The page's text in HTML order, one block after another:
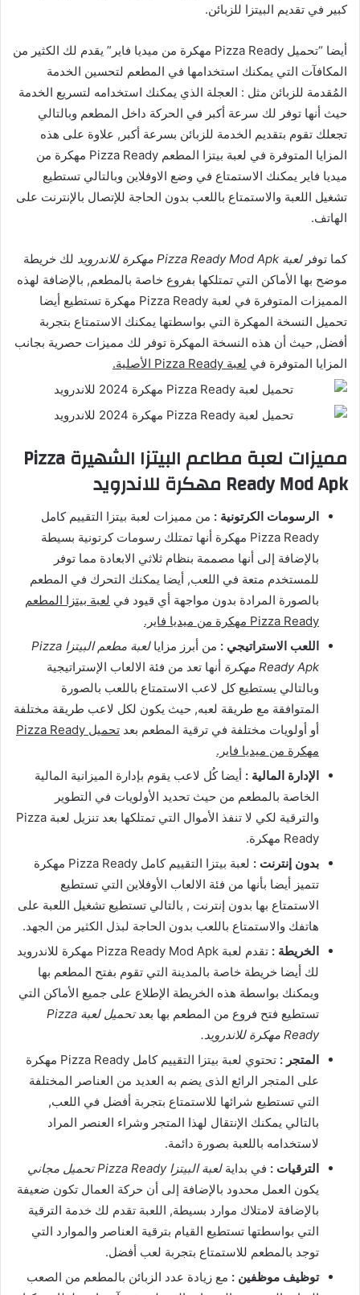
كبير في تقديم البيتزا للزبائن.
أيضا “تحميل Pizza Ready مهكرة من ميديا فاير” يقدم لك الكثير من
المكافآت التي يمكنك استخدامها في المطعم لتحسين الخدمة
المُقدمة للزبائن مثل : العجلة الذي يمكنك استخدامه لتسريع الخدمة
حيث أنها توفر لك سرعة أكبر في الحركة داخل المطعم وبالتالي
تجعلك تقوم بتقديم الخدمة للزبائن بسرعة أكبر, علاوة على هذه
المزايا المتوفرة في لعبة بيتزا المطعم Pizza Ready مهكرة من
ميديا فاير يمكنك الاستمتاع في وضع الاوفلاين وبالتالي تستطيع
تشغيل اللعبة والاستمتاع باللعب بدون الحاجة للإتصال بالإنترنت على
الهاتف.
كما توفرلعبة Pizza Ready Mod Apk مهكرة للاندرويد
لك خريطة
موضح بها الأماكن التي تمتلكها بفروع خاصة بالمطعم, بالإضافة لهذه
المميزات المتوفرة في لعبة Pizza Ready مهكرة تستطيع أيضا
تحميل النسخة المهكرة التي بواسطتها يمكنك الاستمتاع بتجربة
أفضل, حيث أن هذه النسخة المهكرة توفر لك مميزات حصرية بجانب
المزايا المتوفرة في لعبة Pizza Ready الأصلية.
مميزات لعبة مطاعم البيتزا الشهيرة Pizza
Ready Mod Apk مهكرة للاندرويد
الرسومات الكرتونية : من مميزات لعبة بيتزا التقييم كامل
Pizza Ready مهكرة أنها تمتلك رسومات كرتونية بسيطة
بالإضافة إلى أنها مصممة بنظام ثلاثي الابعادة مما توفر
للمستخدم متعة في اللعب, أيضا يمكنك التحرك في المطعم
بالصورة المرادة بدون مواجهة أي قيود في لعبة بيتزا المطعم
Pizza Ready مهكرة من ميديا فاير.
اللعب الاستراتيجي : من أبرز مزايا
لعبة مطعم البيتزا Pizza
Ready Apk مهكرة
أنها تعد من فئة الالعاب الإستراتيجية
وبالتالي يستطيع كل لاعب الاستمتاع باللعب بالصورة
المتوافقة مع طريقة لعبه, حيث يكون لكل لاعب طريقة مختلفة
أو أولويات مختلفة في ترقية المطعم بعد
تحميل Pizza Ready
مهكرة من ميديا فاير.
الإدارة المالية : أيضا كُل لاعب يقوم بإدارة الميزانية المالية
الخاصة بالمطعم من حيث تحديد الأولويات في التطوير
والترقية لكي لا تنفذ الأموال التي تمتلكها بعد تنزيل لعبة Pizza
Ready مهكرة.
بدون إنترنت :
لعبة بيتزا التقييم كامل Pizza Ready مهكرة
تتميز أيضا بأنها من فئة الالعاب الأوفلاين التي تستطيع
الاستمتاع بها بدون إنترنت , بالتالي تستطيع تشغيل اللعبة على
هاتفك والاستمتاع باللعب بدون الحاجة لبذل الكثير من الجهد.
الخريطة :
تقدم لعبة Pizza Ready Mod Apk مهكرة للاندرويد
لك أيضا خريطة خاصة بالمدينة التي تقوم بفتح المطعم بها
ويمكنك بواسطة هذه الخريطة الإطلاع على جميع الأماكن التي
تستطيع فتح فروع من المطعم بها بعد
تحميل لعبة Pizza
Ready مهكرة للاندرويد.
المتجر :
تحتوي لعبة بيتزا التقييم كامل Pizza Ready مهكرة
على المتجر الرائع الذى يضم به العديد من العناصر المختلفة
التي تستطيع شرائها للاستمتاع بتجربة أفضل في اللعب,
بالتالي يمكنك الإنتقال لهذا المتجر وشراء العنصر المراد
لاستخدامه باللعبة بصورة دائمة.
الترقيات : في بدايةلعبة البيتزا Pizza Ready تحميل مجاني
يكون العمل محدود بالإضافة إلى أن حركة العمال تكون ضعيفة
بالإضافة لامتلاك موارد بسيطة, اللعبة تقدم لك خدمة الترقية
التي بواسطتها تستطيع القيام بترقية العناصر والموارد التي
توجد بالمطعم للاستمتاع بتجربة لعب أفضل.
توظيف موظفين : مع زيادة عدد الزبائن بالمطعم من الصعب